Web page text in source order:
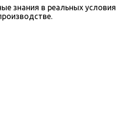
знания в реальных